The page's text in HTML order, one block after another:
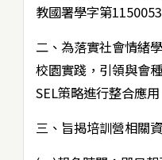
教國署學字第
二、為落實社會情緒
校園實踐，引領與會
SEL策略進行整合應
三、旨揭培訓營相關